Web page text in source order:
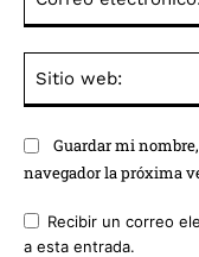
Guardar mi
navegador la próxima
Recibir un correo
a esta entrada.